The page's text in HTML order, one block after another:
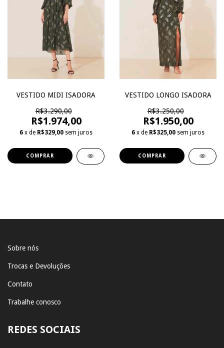
VESTIDO MIDI ISADORA
R$3.290,00
R$1.974,00
6 x de R$329,00 sem juros
COMPRAR
VESTIDO LONGO ISADORA
R$3.250,00
R$1.950,00
6 x de R$325,00 sem juros
COMPRAR
Sobre nós
Trocas e Devoluções
Contato
Trabalhe conosco
REDES SOCIAIS